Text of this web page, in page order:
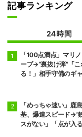
記事ランキング
24時間
「100点満点」マリ
ーブ→“裏抜け弾”「
る！」相手守備のギ
「めっちゃ速い」鹿
基、爆速スピード→“
スがない」「点が入